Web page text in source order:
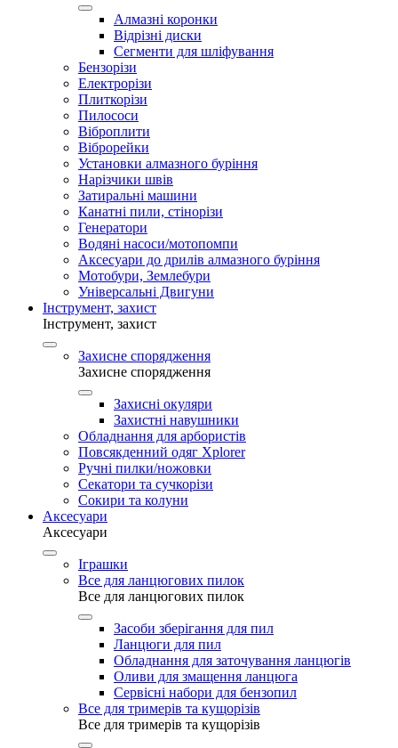
Алмазні коронки
Відрізні диски
Сегменти для шліфування
Бензорізи
Електрорізи
Плиткорізи
Пилососи
Віброплити
Віброрейки
Установки алмазного буріння
Нарізчики швів
Затиральні машини
Канатні пили, стінорізи
Генератори
Водяні насоси/мотопомпи
Аксесуари до дрилів алмазного буріння
Мотобури, Землебури
Універсальні Двигуни
Інструмент, захист
Інструмент, захист
Захисне спорядження
Захисне спорядження
Захисні окуляри
Захистні навушники
Обладнання для арбористів
Повсякденний одяг Xplorer
Ручні пилки/ножовки
Секатори та сучкорізи
Сокири та колуни
Аксесуари
Аксесуари
Іграшки
Все для ланцюгових пилок
Все для ланцюгових пилок
Засоби зберігання для пил
Ланцюги для пил
Обладнання для заточування ланцюгів
Оливи для змащення ланцюга
Сервісні набори для бензопил
Все для тримерів та кущорізів
Все для тримерів та кущорізів